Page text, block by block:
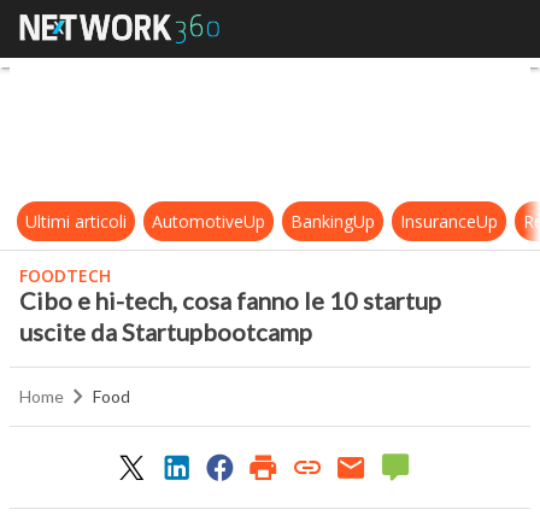
Cibo e hi-tech, cosa fanno le 10
Ultimi articoli AutomotiveUp BankingUp InsuranceUp
FOODTECH
Cibo e hi-tech, cosa fanno le 10 startup
uscite da Startupbootcamp
Home Food